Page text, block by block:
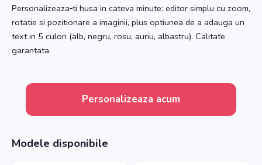
Personalizeaza‑ti husa in cateva minute: editor simplu cu zoom,
rotatie si pozitionare a imaginii, plus optiunea de a adauga un
text in 5 culori (alb, negru, rosu, auriu, albastru). Calitate
garantata.
Personalizeaza acum
Modele disponibile